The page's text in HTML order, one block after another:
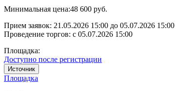
Минимальная цена:48 600 руб.
Прием заявок: 21.05.2026 15:00 до 05.07.2026 15:00
Проведение торгов: с 05.07.2026 15:00
Площадка:
Доступно после регистрации
Источник
Площадка